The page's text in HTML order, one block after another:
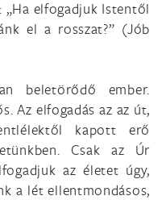
„Ha elfogadjuk Istentől
el a rosszat?” (Jób
beletörődő ember.
Az elfogadás az az út,
kapott erő
Csak az Úr
az életet úgy,
a lét ellentmondásos,